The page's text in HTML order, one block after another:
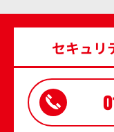
セキュリ